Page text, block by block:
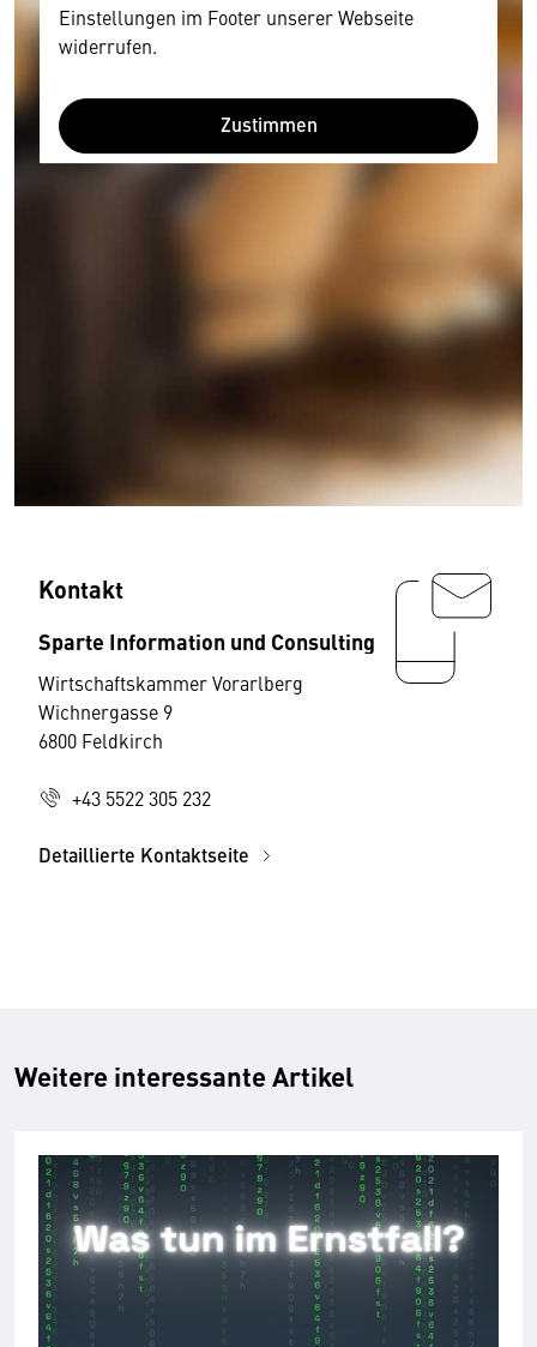
Einstellungen im Footer unserer Webseite
widerrufen.
Zustimmen
Kontakt
Sparte Information und Consulting
Wirtschaftskammer Vorarlberg
Wichnergasse 9
6800 Feldkirch
+43 5522 305 232
Detaillierte Kontaktseite
Weitere interessante Artikel